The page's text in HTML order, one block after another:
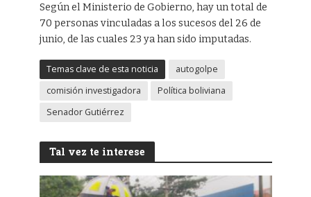
Según el Ministerio de Gobierno, hay un total de
70 personas vinculadas a los sucesos del 26 de
junio, de las cuales 23 ya han sido imputadas.
Temas clave de esta noticia
autogolpe
comisión investigadora
Política boliviana
Senador Gutiérrez
Tal vez te interese